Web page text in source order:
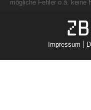
mögliche Fehler o.ä. keine
Impressum